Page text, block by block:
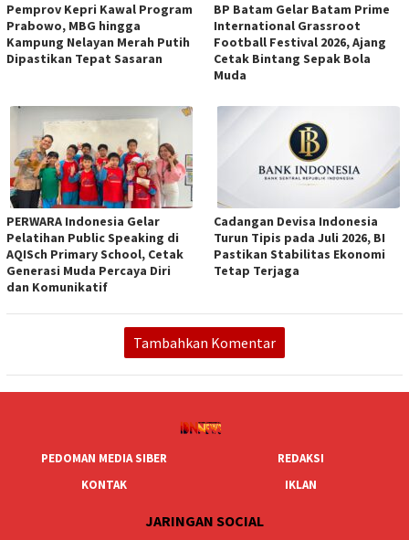
Pemprov Kepri Kawal Program
Prabowo, MBG hingga
Kampung Nelayan Merah Putih
Dipastikan Tepat Sasaran
BP Batam Gelar Batam Prime
International Grassroot
Football Festival 2026, Ajang
Cetak Bintang Sepak Bola
Muda
PERWARA Indonesia Gelar
Pelatihan Public Speaking di
AQISch Primary School, Cetak
Generasi Muda Percaya Diri
dan Komunikatif
Cadangan Devisa Indonesia
Turun Tipis pada Juli 2026, BI
Pastikan Stabilitas Ekonomi
Tetap Terjaga
Tambahkan Komentar
PEDOMAN MEDIA SIBER
REDAKSI
KONTAK
IKLAN
JARINGAN SOCIAL